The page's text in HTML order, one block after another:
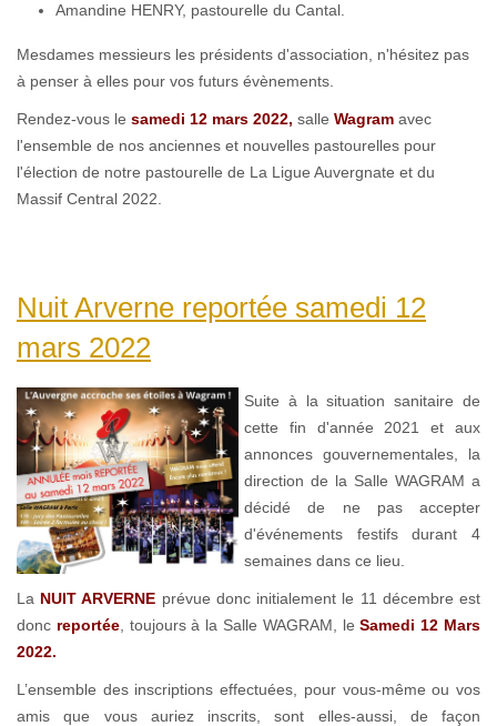
Amandine HENRY, pastourelle du Cantal.
Mesdames messieurs les présidents d'association, n'hésitez pas
à penser à elles pour vos futurs évènements.
Rendez-vous le samedi 12 mars 2022, salle Wagram avec
l'ensemble de nos anciennes et nouvelles pastourelles pour
l'élection de notre pastourelle de La Ligue Auvergnate et du
Massif Central 2022.
Nuit Arverne reportée samedi 12
mars 2022
Suite à la situation sanitaire de
cette fin d'année 2021 et aux
annonces gouvernementales, la
direction de la Salle WAGRAM a
décidé de ne pas accepter
d'événements festifs durant 4
semaines dans ce lieu.
La NUIT ARVERNE prévue donc initialement le 11 décembre est
donc reportée, toujours à la Salle WAGRAM, leSamedi 12 Mars
2022.
L’ensemble des inscriptions effectuées, pour vous-même ou vos
amis que vous auriez inscrits, sont elles-aussi, de façon